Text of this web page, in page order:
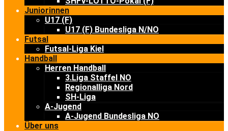
Juniorinnen
U17 (F)
U17 (F) Bundesliga N/NO
Futsal
Futsal-Liga Kiel
Handball
Herren Handball
3.Liga Staffel NO
Regionalliga Nord
SH-Liga
A-Jugend
A-Jugend Bundesliga NO
Über uns